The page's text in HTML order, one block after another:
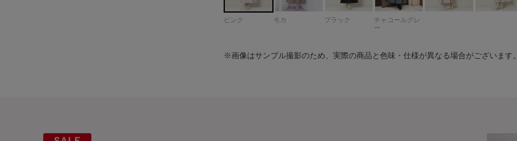
ピンク モカ ブラック
チャコールグレ
ー
※画像はサンプル撮影のため、実際の商品と色味・仕様が異なる場合がございます。